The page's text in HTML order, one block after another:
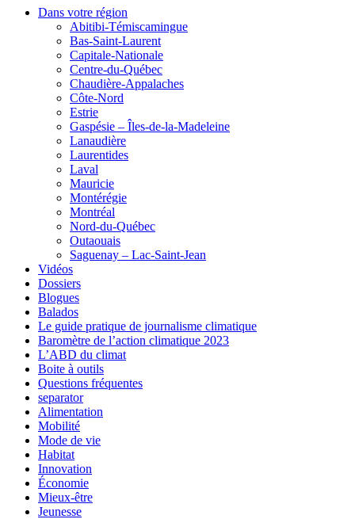
Dans votre région
Abitibi-Témiscamingue
Bas-Saint-Laurent
Capitale-Nationale
Centre-du-Québec
Chaudière-Appalaches
Côte-Nord
Estrie
Gaspésie – Îles-de-la-Madeleine
Lanaudière
Laurentides
Laval
Mauricie
Montérégie
Montréal
Nord-du-Québec
Outaouais
Saguenay – Lac-Saint-Jean
Vidéos
Dossiers
Blogues
Balados
Le guide pratique de journalisme climatique
Baromètre de l’action climatique 2023
L’ABD du climat
Boite à outils
Questions fréquentes
separator
Alimentation
Mobilité
Mode de vie
Habitat
Innovation
Économie
Mieux-être
Jeunesse